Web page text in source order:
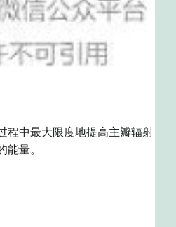
程中最大限度地提高主瓣辐射
能量。